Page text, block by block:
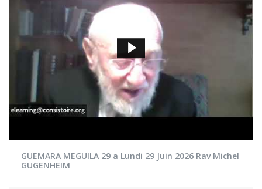
GUEMARA MEGUILA 29 a Lundi 29 Juin 2026 Rav Michel
GUGENHEIM